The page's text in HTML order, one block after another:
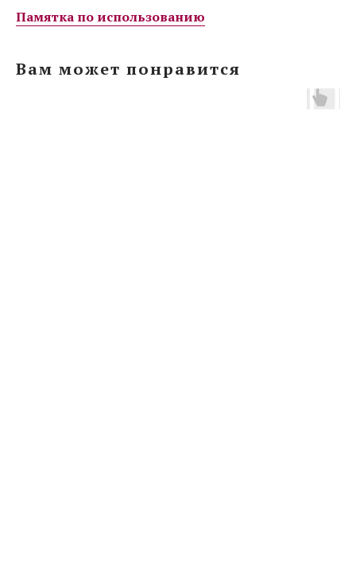
Памятка по использованию
Вам может понравится